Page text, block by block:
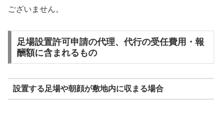
ございません。
足場設置許可申請の代理、代行の受任費用・報
酬額に含まれるもの
設置する足場や朝顔が敷地内に収まる場合